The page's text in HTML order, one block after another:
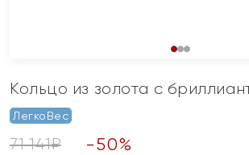
Кольцо из золота с
ЛегкоВес
71 141₽ -50%